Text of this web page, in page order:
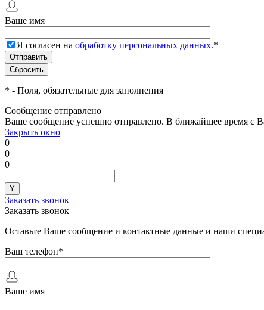
Ваше имя
Я согласен на обработку персональных данных.*
* - Поля, обязательные для заполнения
Сообщение отправлено
Ваше сообщение успешно отправлено. В ближайшее время с
Закрыть окно
0
0
0
Заказать звонок
Заказать звонок
Оставьте Ваше сообщение и контактные данные и наши
Ваш телефон*
Ваше имя